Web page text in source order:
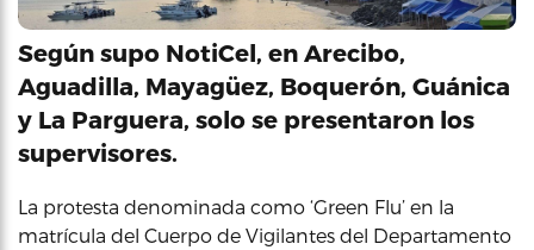
Según supo NotiCel, en Arecibo,
Aguadilla, Mayagüez, Boquerón, Guánica
y La Parguera, solo se presentaron los
supervisores.
La protesta denominada como ‘Green Flu’ en la
matrícula del Cuerpo de Vigilantes del Departamento